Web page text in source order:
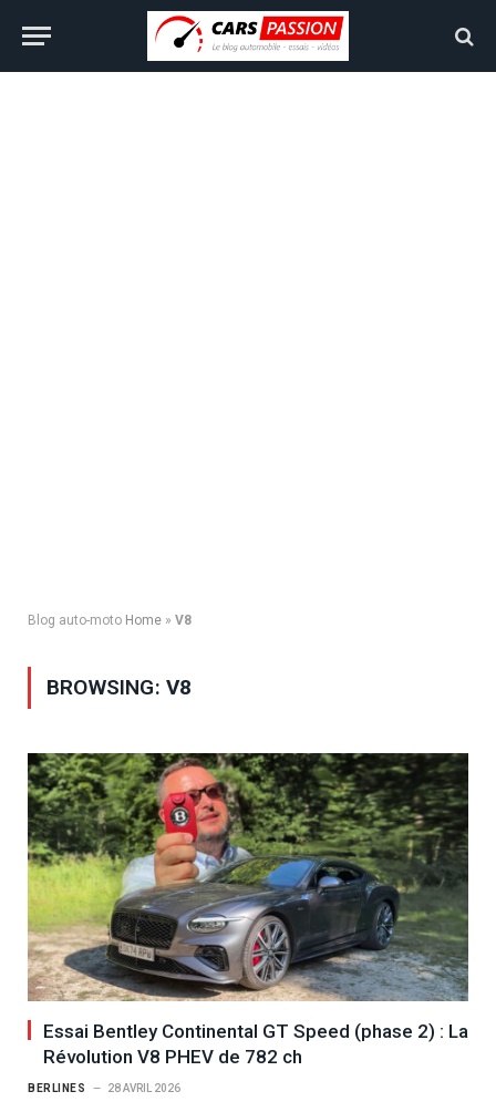
Blog auto-moto Home » V8
BROWSING: V8
Essai Bentley Continental GT Speed (phase 2) : La
Révolution V8 PHEV de 782 ch
BERLINES 28 AVRIL 2026